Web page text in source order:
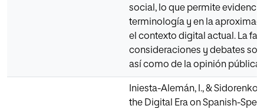
social, lo que permite
terminología y en la
el contexto digital actual. La
consideraciones y debates
así como de la opinión pública
Iniesta-Alemán, I., & Sidorenko
the Digital Era on Spanish-